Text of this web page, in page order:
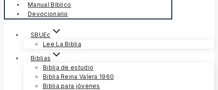
Manual Bíblico
Devocionario
SBUEc
Lee La Biblia
Biblias
Biblia de estudio
Biblia Reina Valera 1960
Biblia para jóvenes